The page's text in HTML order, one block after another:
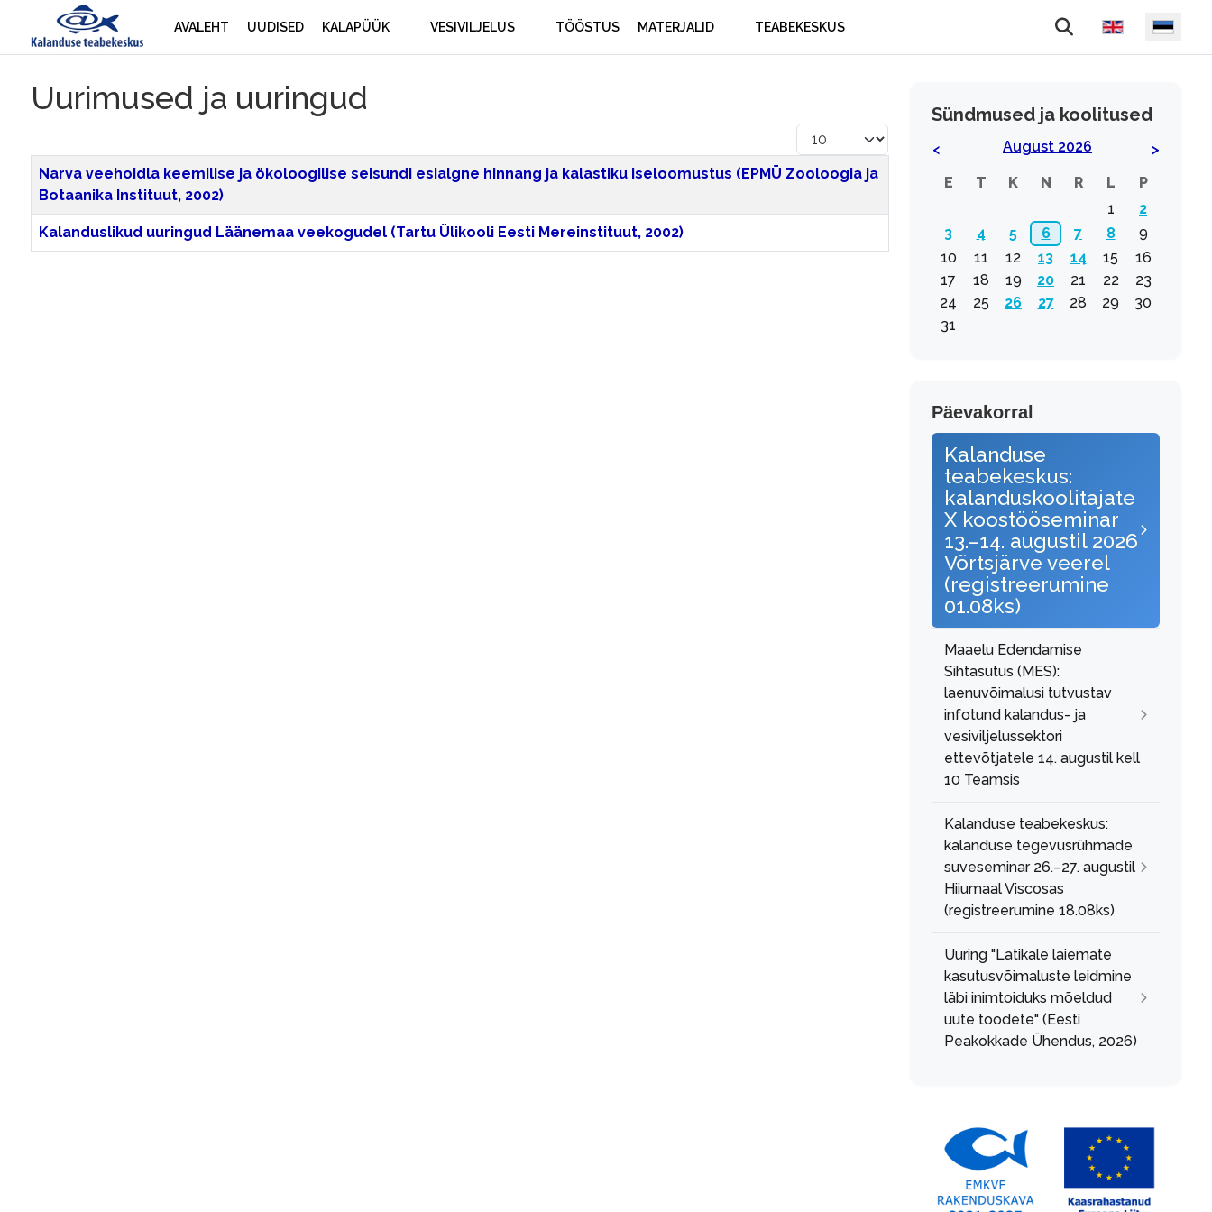
AVALEHT UUDISED KALAPÜÜK VESIVILJELUS TÖÖSTUS MATERJALID TEABEKESKUS Vali keel
Uurimused ja uuringud
Näita korraga
Title
Narva veehoidla keemilise ja ökoloogilise seisundi esialgne hinnang ja kalastiku iseloomustus (EPMÜ Zooloogia ja
Botaanika Instituut, 2002)
Kalanduslikud uuringud Läänemaa veekogudel (Tartu Ülikooli Eesti Mereinstituut, 2002)
Sündmused ja koolitused
< August 2026
>
E
T K N R L
P
1
2
3
4 5 6 7 8
9
10
11 12 13 14 15
16
17
18 19 20 21 22
23
24
25 26 27 28 29
30
31
Päevakorral
Kalanduse
teabekeskus:
kalanduskoolitajate
X koostööseminar
13.–14. augustil 2026
Võrtsjärve veerel
(registreerumine
01.08ks)
Maaelu Edendamise
Sihtasutus (MES):
laenuvõimalusi tutvustav
infotund kalandus- ja
vesiviljelussektori
ettevõtjatele 14. augustil kell
10 Teamsis
Kalanduse teabekeskus:
kalanduse tegevusrühmade
suveseminar 26.–27. augustil
Hiiumaal Viscosas
(registreerumine 18.08ks)
Uuring "Latikale laiemate
kasutusvõimaluste leidmine
läbi inimtoiduks mõeldud
uute toodete" (Eesti
Peakokkade Ühendus, 2026)